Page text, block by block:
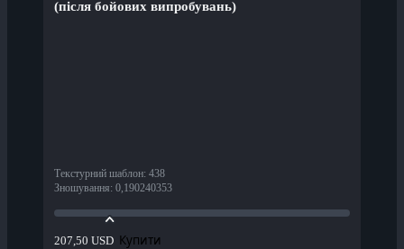
(після бойових випробувань)
Текстурний шаблон: 438
Зношування: 0,190240353
207,50 USD Купити